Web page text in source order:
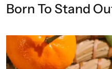
Born To Stand